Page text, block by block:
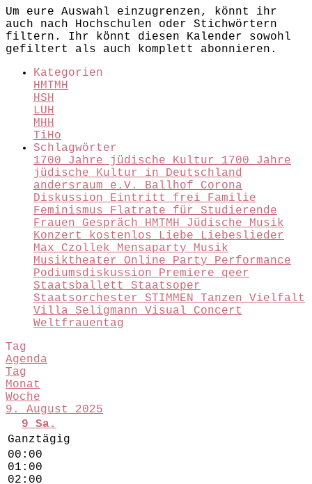
Um eure Auswahl einzugrenzen, könnt ihr
auch nach Hochschulen oder Stichwörtern
filtern. Ihr könnt diesen Kalender sowohl
gefiltert als auch komplett abonnieren.
Kategorien
HMTMH
HSH
LUH
MHH
TiHo
Schlagwörter
1700 Jahre jüdische Kultur 1700 Jahre
jüdische Kultur in Deutschland
andersraum e.V. Ballhof Corona
Diskussion Eintritt frei Familie
Feminismus Flatrate für Studierende
Frauen Gespräch HMTMH Jüdische Musik
Konzert kostenlos Liebe
Liebeslieder
Max Czollek Mensaparty Musik
Musiktheater Online Party Performance
Podiumsdiskussion Premiere qeer
Staatsballett Staatsoper
Staatsorchester STIMMEN Tanzen Vielfalt
Villa Seligmann Visual Concert
Weltfrauentag
Tag
Agenda
Tag
Monat
Woche
9. August 2025
9
Sa.
Ganztägig
00:00
01:00
02:00